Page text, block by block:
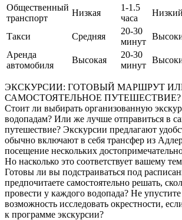
Общественный
транспорт
Низкая
1-1.5
часа
Низкий
Такси Средняя
20-30
минут
Аренда
автомобиля
Высокая
20-30
минут
ЭКСКУРСИИ: ГОТОВЫЙ МАРШРУТ
САМОСТОЯТЕЛЬНОЕ ПУТЕШЕСТВИЕ?
Стоит ли выбирать организованную
водопадам? Или же лучше отправиться в
путешествие? Экскурсии предлагают
обычно включают в себя трансфер из
посещение нескольких
Но насколько это соответствует вашему
Готовы ли вы подстраиваться под
предпочитаете самостоятельно решать,
провести у каждого водопада? Не
возможность исследовать окрестности,
к программе экскурсии?